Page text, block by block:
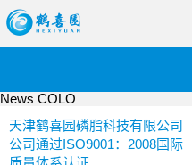
News COLO
天津鹤喜园磷脂科技有限公司
公司通过ISO9001：2008国际